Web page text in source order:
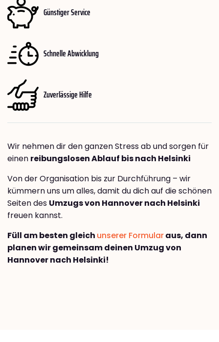
Günstiger Service
Schnelle Abwicklung
Zuverlässige Hilfe
Wir nehmen dir den ganzen Stress ab und sorgen für
einen reibungslosen Ablauf bis nach Helsinki
Von der Organisation bis zur Durchführung – wir
kümmern uns um alles, damit du dich auf die schönen
Seiten des Umzugs von Hannover nach Helsinki
freuen kannst.
Füll am besten gleich unserer Formularaus, dann
planen wir gemeinsam deinen Umzug von
Hannover nach Helsinki!